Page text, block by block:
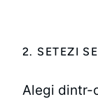
2. SETEZI
Alegi dintr-